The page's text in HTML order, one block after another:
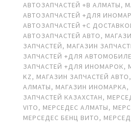
АВТОЗАПЧАСТЕЙ +В АЛМАТЫ,
АВТОЗАПЧАСТЕЙ +ДЛЯ
АВТОЗАПЧАСТЕЙ +С
АВТОЗАПЧАСТЕЙ АВТО,
ЗАПЧАСТЕЙ, МАГАЗИН
ЗАПЧАСТЕЙ +ДЛЯ
ЗАПЧАСТЕЙ +ДЛЯ ИНОМАРОК,
KZ, МАГАЗИН ЗАПЧАСТЕЙ АВТО,
АЛМАТЫ, МАГАЗИН ИНОМАРКА,
ЗАПЧАСТЕЙ КАЗАХСТАН,
VITO, МЕРСЕДЕС АЛМАТЫ,
МЕРСЕДЕС БЕНЦ ВИТО,